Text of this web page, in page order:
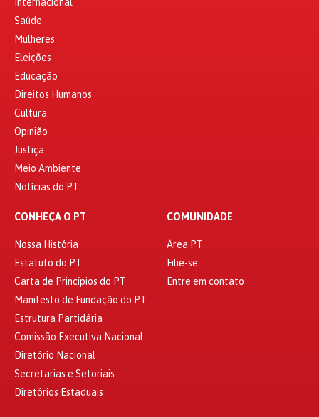
Saúde
Mulheres
Eleições
Educação
Direitos Humanos
Cultura
Opinião
Justiça
Meio Ambiente
Notícias do PT
CONHEÇA O PT
Nossa História
Estatuto do PT
Carta de Princípios do PT
Manifesto de Fundação do PT
Estrutura Partidária
Comissão Executiva Nacional
Diretório Nacional
Secretarias e Setoriais
Diretórios Estaduais
COMUNIDADE
Área PT
Filie-se
Entre em contato